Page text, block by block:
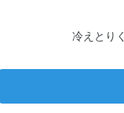
冷えとり